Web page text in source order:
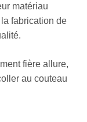
matériau
fabrication de
fière allure,
au couteau